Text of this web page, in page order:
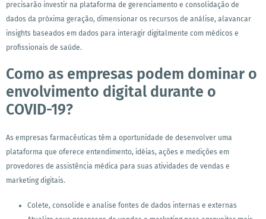
precisarão investir na plataforma de gerenciamento e consolidação de
dados da próxima geração, dimensionar os recursos de análise, alavancar
insights baseados em dados para interagir digitalmente com médicos e
profissionais de saúde.
Como as empresas podem dominar o
envolvimento digital durante o
COVID-19?
As empresas farmacêuticas têm a oportunidade de desenvolver uma
plataforma que oferece entendimento, idéias, ações e medições em
provedores de assistência médica para suas atividades de vendas e
marketing digitais.
Colete, consolide e analise fontes de dados internas e externas